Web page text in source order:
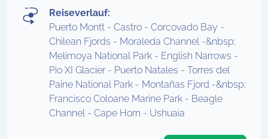
Reiseverlauf:
Puerto Montt - Castro - Corcovado Bay -
Chilean Fjords - Moraleda Channel -&nbsp;
Melimoya National Park - English Narrows -
Pio XI Glacier - Puerto Natales - Torres del
Paine National Park - Montañas Fjord -&nbsp;
Francisco Coloane Marine Park - Beagle
Channel - Cape Horn - Ushuaia